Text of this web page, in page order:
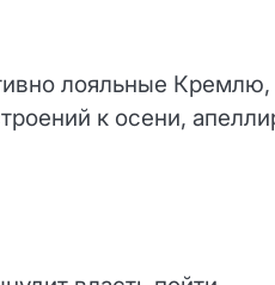
лояльные Кремлю,
к осени,